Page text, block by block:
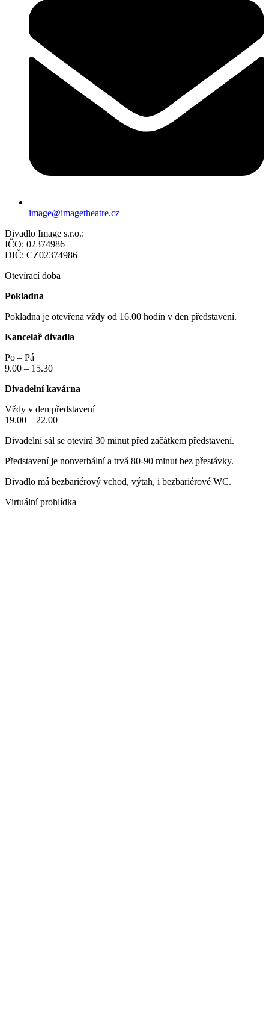
image@imagetheatre.cz
Divadlo Image s.r.o.:
IČO: 02374986
DIČ: CZ02374986
Otevírací doba
Pokladna
Pokladna je otevřena vždy od 16.00 hodin v den představení.
Kancelář divadla
Po – Pá
9.00 – 15.30
Divadelní kavárna
Vždy v den představení
19.00 – 22.00
Divadelní sál se otevírá 30 minut před začátkem představení.
Představení je nonverbální a trvá 80-90 minut bez přestávky.
Divadlo má bezbariérový vchod, výtah, i bezbariérové WC.
Virtuální prohlídka